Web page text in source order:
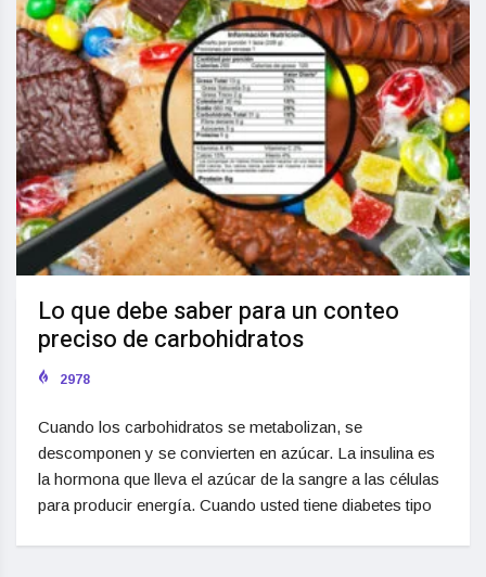
Lo que debe saber para un conteo
preciso de carbohidratos
2978
Cuando los carbohidratos se metabolizan, se
descomponen y se convierten en azúcar. La insulina es
la hormona que lleva el azúcar de la sangre a las células
para producir energía. Cuando usted tiene diabetes tipo